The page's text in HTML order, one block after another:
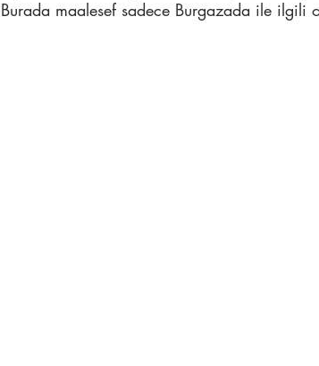
Burada maalesef sadece Burgazada ile ilgili